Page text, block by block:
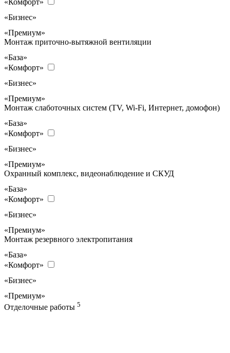
«Бизнес»
«Премиум»
Монтаж приточно-вытяжной вентиляции
«База»
«Комфорт»
«Бизнес»
«Премиум»
Монтаж слаботочных систем (TV, Wi-Fi, Интернет, домофон)
«База»
«Комфорт»
«Бизнес»
«Премиум»
Охранный комплекс, видеонаблюдение и СКУД
«База»
«Комфорт»
«Бизнес»
«Премиум»
Монтаж резервного электропитания
«База»
«Комфорт»
«Бизнес»
«Премиум»
Отделочные работы 5